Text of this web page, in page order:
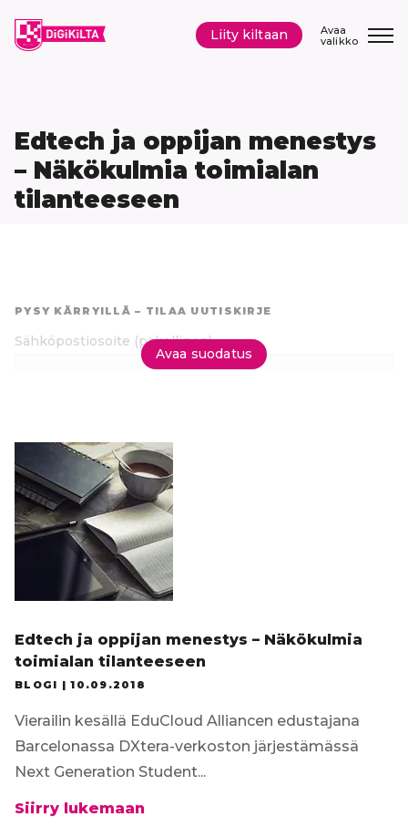
sisältöön
Avaa
valikko
Liity kiltaan
Edtech ja oppijan menestys
– Näkökulmia toimialan
tilanteeseen
PYSY KÄRRYILLÄ – TILAA UUTISKIRJE
Sähköpostiosoite (pakollinen)
Avaa suodatus
Edtech ja oppijan menestys – Näkökulmia
toimialan tilanteeseen
BLOGI |10.09.2018
Vierailin kesällä EduCloud Alliancen edustajana
Barcelonassa DXtera-verkoston järjestämässä
Next Generation Student...
Siirry lukemaan